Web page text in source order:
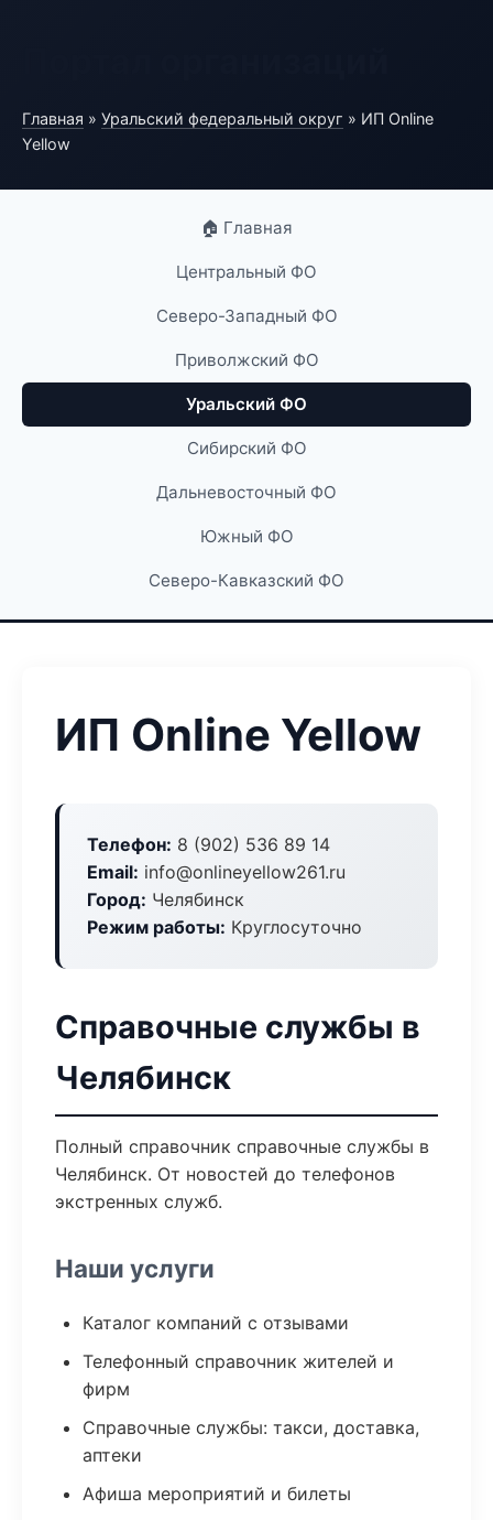
Главная » Уральский федеральный округ » ИП Online
Yellow
🏠 Главная
Центральный ФО
Северо-Западный ФО
Приволжский ФО
Уральский ФО
Сибирский ФО
Дальневосточный ФО
Южный ФО
Северо-Кавказский ФО
ИП Online Yellow
Телефон: 8 (902) 536 89 14
Email: info@onlineyellow261.ru
Город: Челябинск
Режим работы: Круглосуточно
Справочные службы в
Челябинск
Полный справочник справочные службы в
Челябинск. От новостей до телефонов
экстренных служб.
Наши услуги
Каталог компаний с отзывами
Телефонный справочник жителей и
фирм
Справочные службы: такси, доставка,
аптеки
Афиша мероприятий и билеты